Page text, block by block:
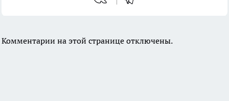
Комментарии на этой странице отключены.